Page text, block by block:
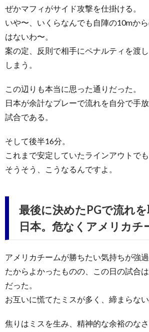
ぜかマフィがサイド攻撃を仕掛ける。
いや〜、いくらなんでも自陣の10mか
はないわ〜。
案の定、反則で相手にペナルティを渡
しまう。
この辺りも本当に思った通りだった。
日本が余計なプレーで流れを自分で手
試合である。
そして後半16分。
これまで安定していたラインアウトでも
そうそう、こうなるんですよ。
最後に決めたPGで流れ
日本。危なくアメリカチ
アメリカチームが勝ちたい気持ちが強
たからよかったものの、この日の試合
だった。
お互いに慌てたミスが多く、締まらない
焦りはミスを生み、精神的な余裕のな